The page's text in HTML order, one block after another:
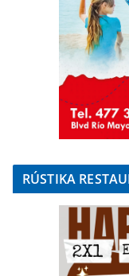
RÚSTIKA